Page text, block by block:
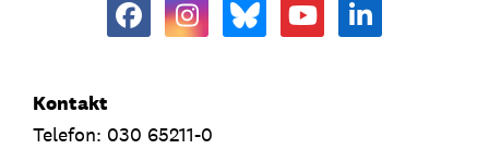
Kontakt
Telefon: 030 65211-0